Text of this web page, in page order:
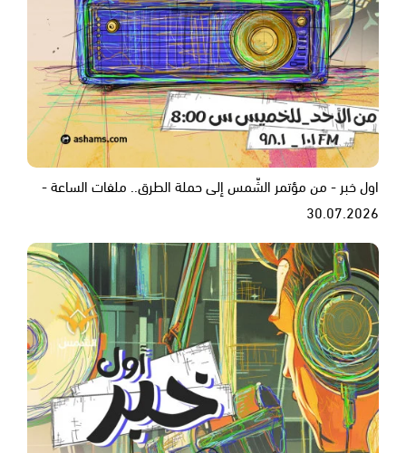
اول خبر - من مؤتمر الشّمس إلى حملة الطرق.. ملفات الساعة -
30.07.2026